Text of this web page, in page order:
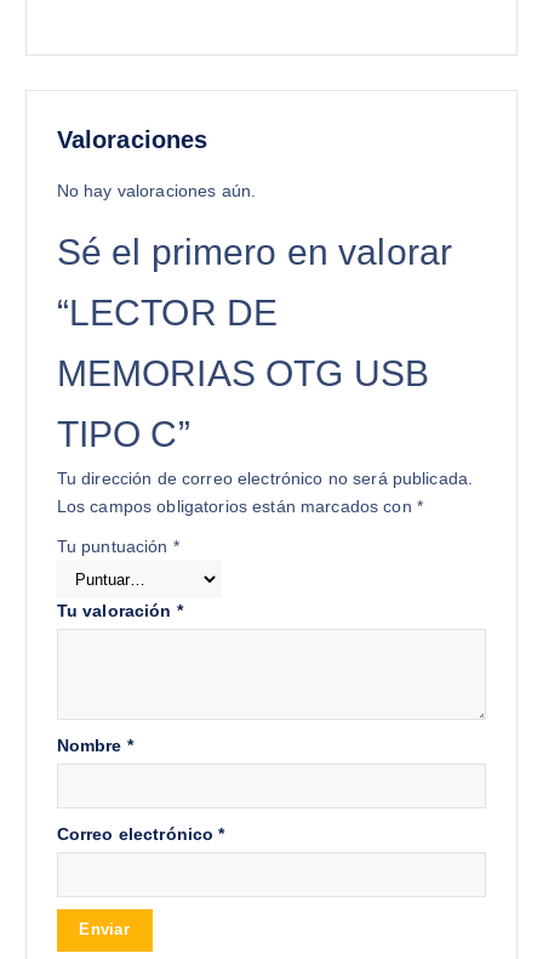
Valoraciones
No hay valoraciones aún.
Sé el primero en valorar
“LECTOR DE
MEMORIAS OTG USB
TIPO C”
Tu dirección de correo electrónico no será publicada.
Los campos obligatorios están marcados con *
Tu puntuación *
Tu valoración *
Nombre *
Correo electrónico*